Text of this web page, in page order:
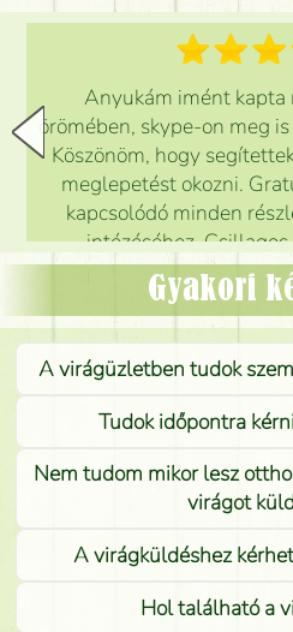
Anyukám imént kapta
örömében, skype-on meg
Köszönöm, hogy
meglepetést okozni.
kapcsolódó minden
intézéséhez.
Gyakori
A virágüzletben tudok
Tudok időpontra
Nem tudom mikor lesz
virágot
A virágküldéshez
Hol található a